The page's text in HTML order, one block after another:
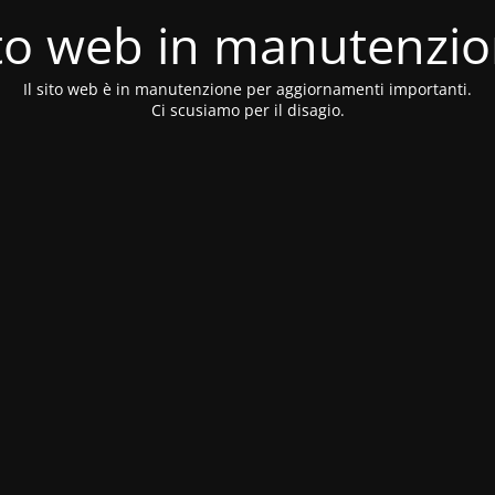
web in
Il sito web è in manutenzione per aggiornamenti importanti.
Ci scusiamo per il disagio.